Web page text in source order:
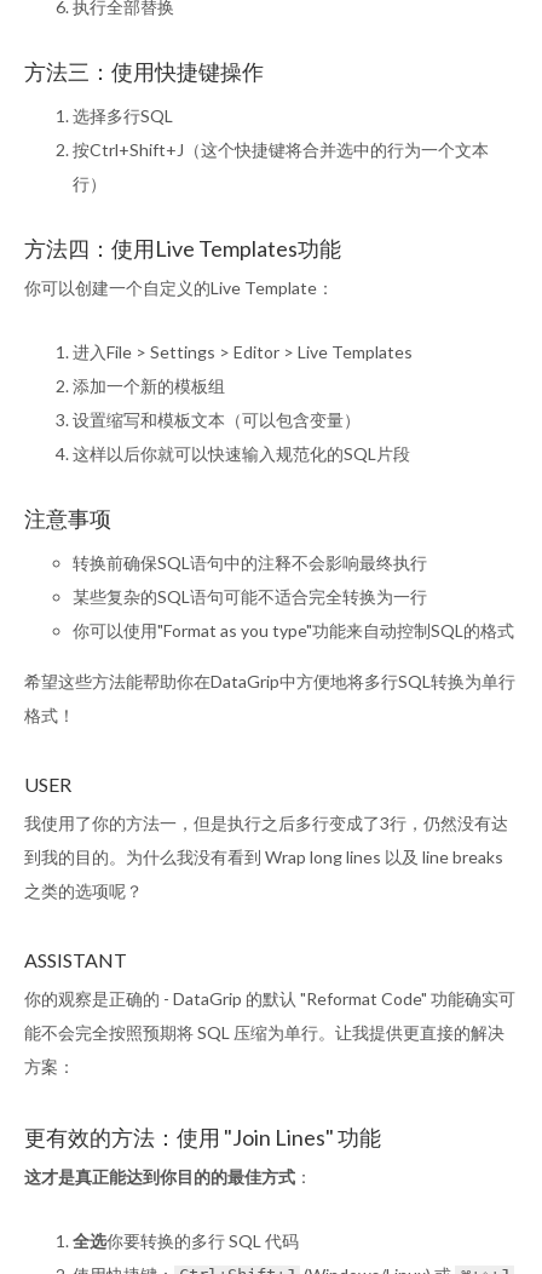
执行全部替换
方法三：使用快捷键操作
选择多行SQL
按Ctrl+Shift+J（这个快捷键将合并选中的行为一个文本
行）
方法四：使用Live Templates功能
你可以创建一个自定义的Live Template：
进入File > Settings > Editor > Live Templates
添加一个新的模板组
设置缩写和模板文本（可以包含变量）
这样以后你就可以快速输入规范化的SQL片段
注意事项
转换前确保SQL语句中的注释不会影响最终执行
某些复杂的SQL语句可能不适合完全转换为一行
你可以使用"Format as you type"功能来自动控制SQL的格式
希望这些方法能帮助你在DataGrip中方便地将多行SQL转换为单行
格式！
USER
我使用了你的方法一，但是执行之后多行变成了3行，仍然没有达
到我的目的。为什么我没有看到 Wrap long lines 以及 line breaks
之类的选项呢？
ASSISTANT
你的观察是正确的 - DataGrip 的默认 "Reformat Code" 功能确实可
能不会完全按照预期将 SQL 压缩为单行。让我提供更直接的解决
方案：
更有效的方法：使用 "Join Lines" 功能
这才是真正能达到你目的的最佳方式 ：
全选你要转换的多行 SQL 代码